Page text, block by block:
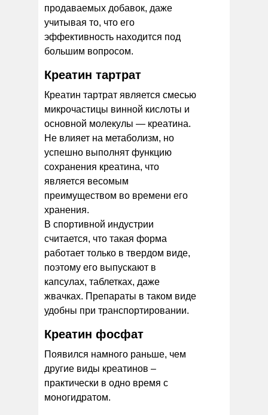
продаваемых добавок, даже
учитывая то, что его
эффективность находится под
большим вопросом.
Креатин тартрат
Креатин тартрат является смесью
микрочастицы винной кислоты и
основной молекулы — креатина.
Не влияет на метаболизм, но
успешно выполнят функцию
сохранения креатина, что
является весомым
преимуществом во времени его
хранения.
В спортивной индустрии
считается, что такая форма
работает только в твердом виде,
поэтому его выпускают в
капсулах, таблетках, даже
жвачках. Препараты в таком виде
удобны при транспортировании.
Креатин фосфат
Появился намного раньше, чем
другие виды креатинов –
практически в одно время с
моногидратом.